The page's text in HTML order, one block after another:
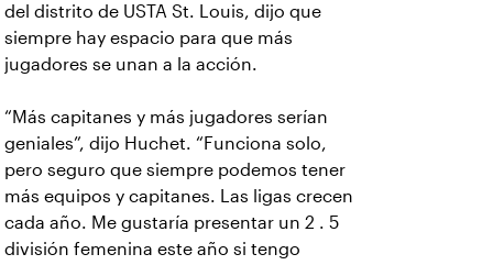
del distrito de USTA St. Louis, dijo que
siempre hay espacio para que más
jugadores se unan a la acción.
“Más capitanes y más jugadores serían
geniales”, dijo Huchet. “Funciona solo,
pero seguro que siempre podemos tener
más equipos y capitanes. Las ligas crecen
cada año. Me gustaría presentar un 2 . 5
división femenina este año si tengo